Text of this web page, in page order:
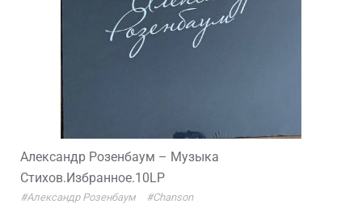
Александр Розенбаум – Музыка
Стихов.Избранное.10LP
#Александр Розенбаум #Chanson